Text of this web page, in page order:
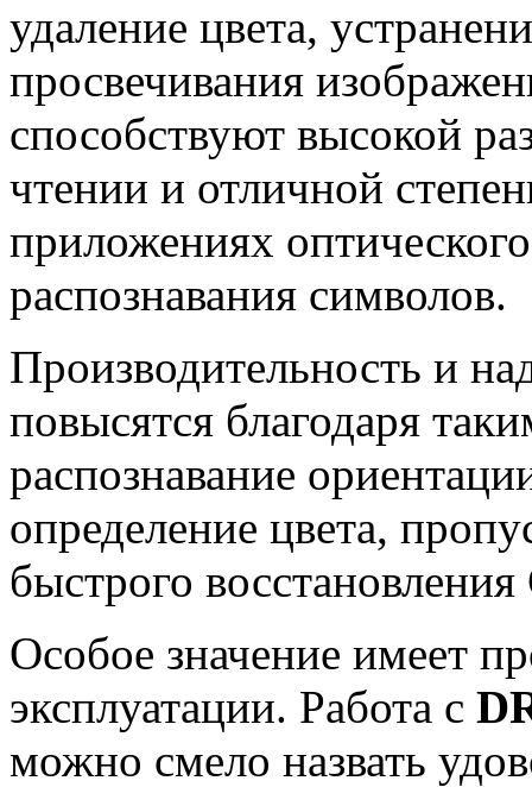
удаление цвета,
просвечивания
способствуют высокой
чтении и отличной
приложениях
распознавания символов.
Производительность и
повысятся благодаря
распознавание
определение цвета,
быстрого восстановления
Особое значение имеет
эксплуатации. Работа с
можно смело назвать